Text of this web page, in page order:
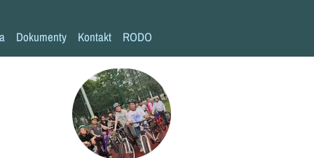
Dokumenty
Statut szkoły
Plan pracy szkoły
Wymagania edukacyjne
Program wychowawczo-profilaktyczny
Kontakt RODO